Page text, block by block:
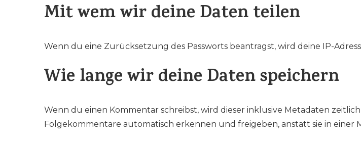
Mit wem wir deine Daten teilen
Wenn du eine Zurücksetzung des Passworts beantragst, wird deine IP-
Wie lange wir deine Daten speichern
Wenn du einen Kommentar schreibst, wird dieser inklusive Metadaten
Folgekommentare automatisch erkennen und freigeben, anstatt sie in einer